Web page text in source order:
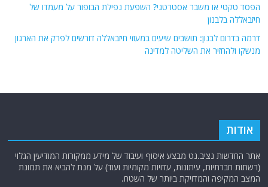
הפסד טקטי או משבר אסטרטגי? השפעת נפילת הבופור על מעמדו של
חיזבאללה בלבנון
דרמה בדרום לבנון: תושבים שיעים במעוזי חיזבאללה דורשים לפרק את הארגון
מנשקו ולהחזיר את השליטה למדינה
אודות
אתר החדשות נציב.נט מבצע איסוף ועיבוד של מידע ממקורות המודיעין הגלוי
(רשתות חברתיות, עיתונות, עדויות מקומיות ועוד) על מנת להביא את תמונת
המצב המקיפה והמדויקת ביותר של השטח.